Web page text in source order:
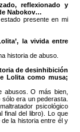
reflexionado y
Nabokov…
presente en mi
la vivida entre
historia de abuso.
de desinhibición
Lolita como musa;
abusos. O más bien,
era un pederasta.
psicológico
final del libro). Lo que
la historia entre él y